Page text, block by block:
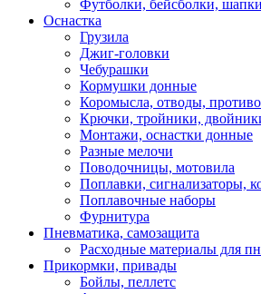
Футболки, бейсболки, шапки
Оснастка
Грузила
Джиг-головки
Чебурашки
Кормушки донные
Коромысла, отводы,
Крючки, тройники,
Монтажи, оснастки донные
Разные мелочи
Поводочницы, мотовила
Поплавки, сигнализаторы,
Поплавочные наборы
Фурнитура
Пневматика, самозащита
Расходные материалы для
Прикормки, привады
Бойлы, пеллетс